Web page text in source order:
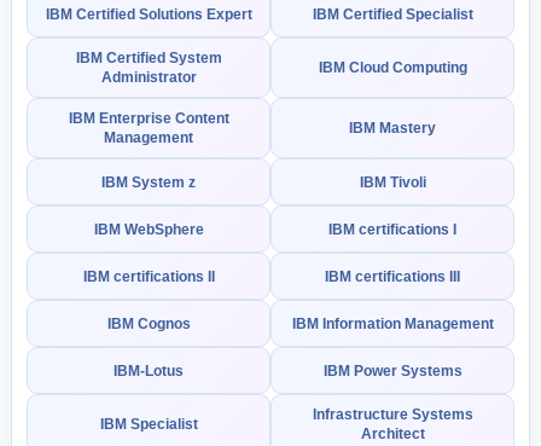
IBM Certified Solutions Expert IBM Certified Specialist
IBM Certified System
Administrator
IBM Cloud Computing
IBM Enterprise Content
Management
IBM Mastery
IBM System z IBM Tivoli
IBM WebSphere IBM certifications I
IBM certifications II IBM certifications III
IBM Cognos IBM Information Management
IBM-Lotus IBM Power Systems
IBM Specialist
Infrastructure Systems
Architect